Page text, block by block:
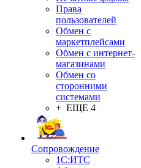
Права
пользователей
Обмен с
маркетплейсами
Обмен с интернет-
магазинами
Обмен со
сторонними
системами
+ ЕЩЕ 4
Сопровождение
1C:ИТС